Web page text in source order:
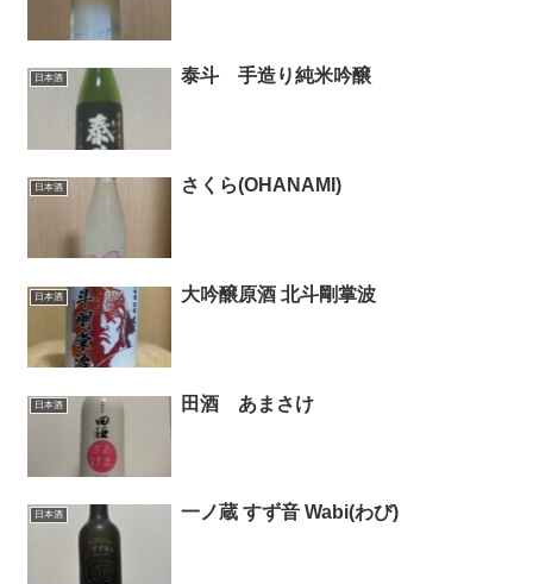
日本酒 泰斗 手造り純米吟醸
日本酒 さくら(OHANAMI)
日本酒 大吟醸原酒 北斗剛掌波
日本酒 田酒 あまさけ
日本酒 一ノ蔵 すず音 Wabi(わび)